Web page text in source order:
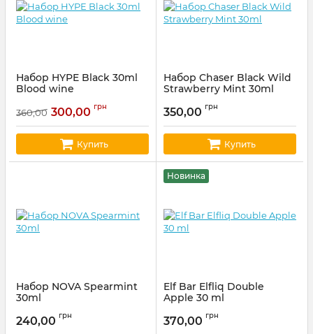
Набор HYPE Black 30ml
Blood wine
360,00 300,00 грн
Купить
Набор Chaser Black Wild
Strawberry Mint 30ml
350,00 грн
Купить
Набор NOVA Spearmint
30ml
240,00 грн
Новинка
Elf Bar Elfliq Double
Apple 30 ml
370,00 грн